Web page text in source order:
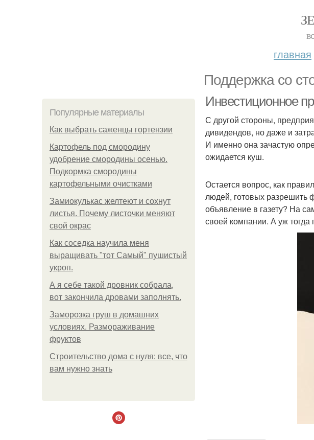
главная
Поддержка со
Популярные материалы
Как выбрать саженцы гортензии
Картофель под смородину
удобрение смородины осенью.
Подкормка смородины
картофельными очистками
Замиокулькас желтеют и сохнут
листья. Почему листочки меняют
свой окрас
Как соседка научила меня
выращивать "тот Самый" пушистый
укроп.
А я себе такой дровник собрала,
вот закончила дровами заполнять.
Заморозка груш в домашних
условиях. Размораживание
фруктов
Строительство дома с нуля: все, что
вам нужно знать
Инвестиционное
С другой стороны,
дивидендов, но даже и
И именно она зачастую
ожидается куш.
Остается вопрос, как
людей, готовых разрешить
объявление в газету? На
своей компании. А уж тогда